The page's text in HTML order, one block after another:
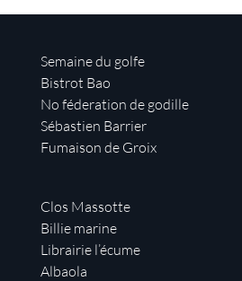
Semaine du golfe
Bistrot Bao
No féderation de godille
Sébastien Barrier
Fumaison de Groix
Clos Massotte
Billie marine
Librairie l’écume
Albaola